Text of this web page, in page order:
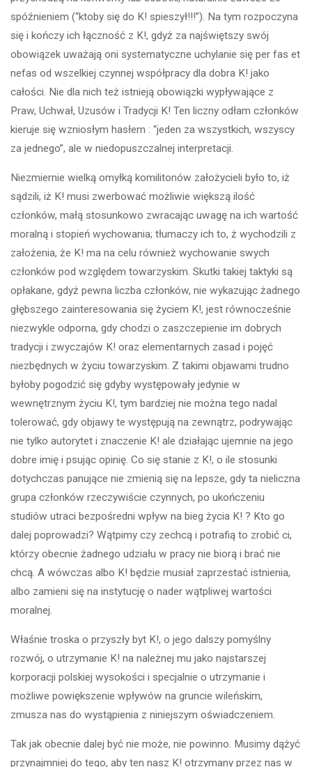
spóźnieniem (“ktoby się do K! spieszył!!!”). Na tym rozpoczyna
się i kończy ich łączność z K!, gdyż za najświętszy swój
obowiązek uważają oni systematyczne uchylanie się per fas et
nefas od wszelkiej czynnej współpracy dla dobra K! jako
całości. Nie dla nich też istnieją obowiązki wypływające z
Praw, Uchwał, Uzusów i Tradycji K! Ten liczny odłam członków
kieruje się wzniosłym hasłem : “jeden za wszystkich, wszyscy
za jednego”, ale w niedopuszczalnej interpretacji.
Niezmiernie wielką omyłką komilitonów założycieli było to, iż
sądzili, iż K! musi zwerbować możliwie większą ilość
członków, małą stosunkowo zwracając uwagę na ich wartość
moralną i stopień wychowania; tłumaczy ich to, ż wychodzili z
założenia, że K! ma na celu również wychowanie swych
członków pod względem towarzyskim. Skutki takiej taktyki są
opłakane, gdyż pewna liczba członków, nie wykazując żadnego
głębszego zainteresowania się życiem K!, jest równocześnie
niezwykle odporna, gdy chodzi o zaszczepienie im dobrych
tradycji i zwyczajów K! oraz elementarnych zasad i pojęć
niezbędnych w życiu towarzyskim. Z takimi objawami trudno
byłoby pogodzić się gdyby występowały jedynie w
wewnętrznym życiu K!, tym bardziej nie można tego nadal
tolerować, gdy objawy te występują na zewnątrz, podrywając
nie tylko autorytet i znaczenie K! ale działając ujemnie na jego
dobre imię i psując opinię. Co się stanie z K!, o ile stosunki
dotychczas panujące nie zmienią się na lepsze, gdy ta nieliczna
grupa członków rzeczywiście czynnych, po ukończeniu
studiów utraci bezpośredni wpływ na bieg życia K! ? Kto go
dalej poprowadzi? Wątpimy czy zechcą i potrafią to zrobić ci,
którzy obecnie żadnego udziału w pracy nie biorą i brać nie
chcą. A wówczas albo K! będzie musiał zaprzestać istnienia,
albo zamieni się na instytucję o nader wątpliwej wartości
moralnej.
Właśnie troska o przyszły byt K!, o jego dalszy pomyślny
rozwój, o utrzymanie K! na należnej mu jako najstarszej
korporacji polskiej wysokości i specjalnie o utrzymanie i
możliwe powiększenie wpływów na gruncie wileńskim,
zmusza nas do wystąpienia z niniejszym oświadczeniem.
Tak jak obecnie dalej być nie może, nie powinno. Musimy dążyć
przynajmniej do tego, aby ten nasz K! otrzymany przez nas w